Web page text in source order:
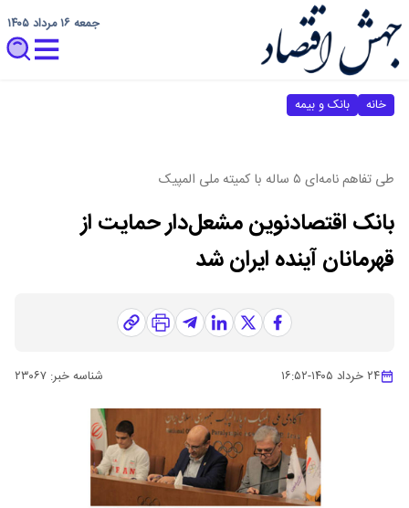
جمعه ۱۶ مرداد ۱۴۰۵
خانه بانک و بیمه
طی تفاهم نامه‌ای ۵ ساله ‌با کمیته ملی المپیک
بانک اقتصادنوین مشعل‌دار حمایت از
قهرمانان آینده ایران شد
۲۴ خرداد ۱۴۰۵ -۱۶:۵۲ شناسه خبر: ۲۳۰۶۷